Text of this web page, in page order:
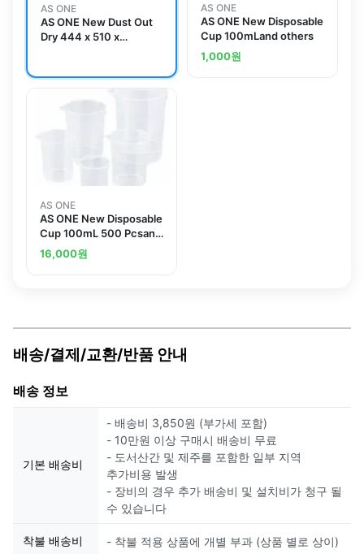
AS ONE
AS ONE New Dust Out
Dry 444 x 510 x
AS ONE
AS ONE New Disposable
Cup 100mLand others
1,000원
AS ONE
AS ONE New Disposable
Cup 100mL 500 Pcsand
others
16,000원
배송/결제/교환/반품 안내
배송 정보
기본 배송비
- 배송비 3,850원 (부가세 포함)
- 10만원 이상 구매시 배송비 무료
- 도서산간 및 제주를 포함한 일부 지역
추가비용 발생
- 장비의 경우 추가 배송비 및 설치비가 청구 될
수 있습니다
착불 배송비 - 착불 적용 상품에 개별 부과 (상품 별로 상이)